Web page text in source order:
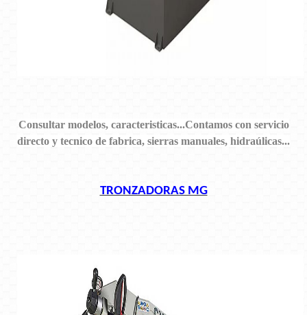
Consultar modelos, caracteristicas...Contamos con servicio
directo y tecnico de fabrica, sierras manuales, hidraúlicas...
TRONZADORAS MG